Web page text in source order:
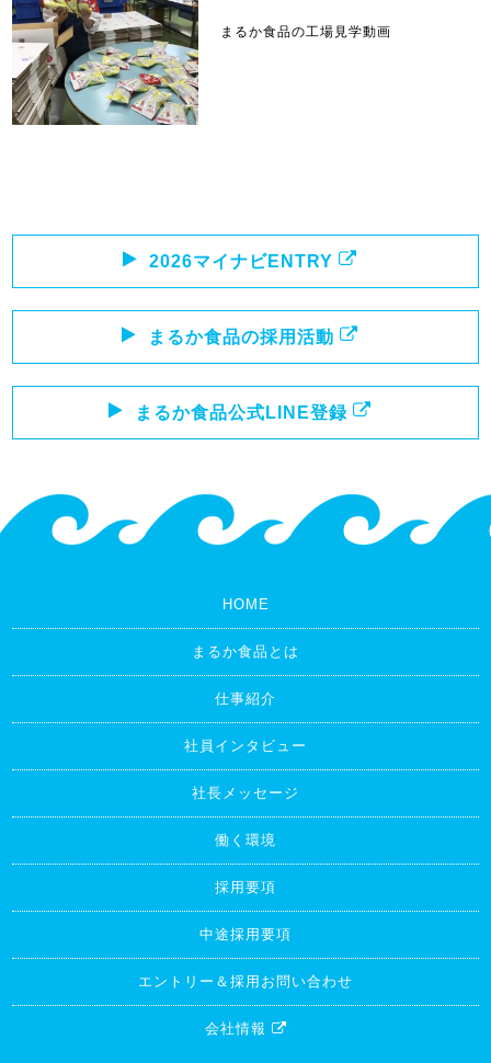
まるか食品の工場見学動画
2026マイナビENTRY
まるか食品の採用活動
まるか食品公式LINE登録
HOME
まるか食品とは
仕事紹介
社員インタビュー
社長メッセージ
働く環境
採用要項
中途採用要項
エントリー＆採用お問い合わせ
会社情報